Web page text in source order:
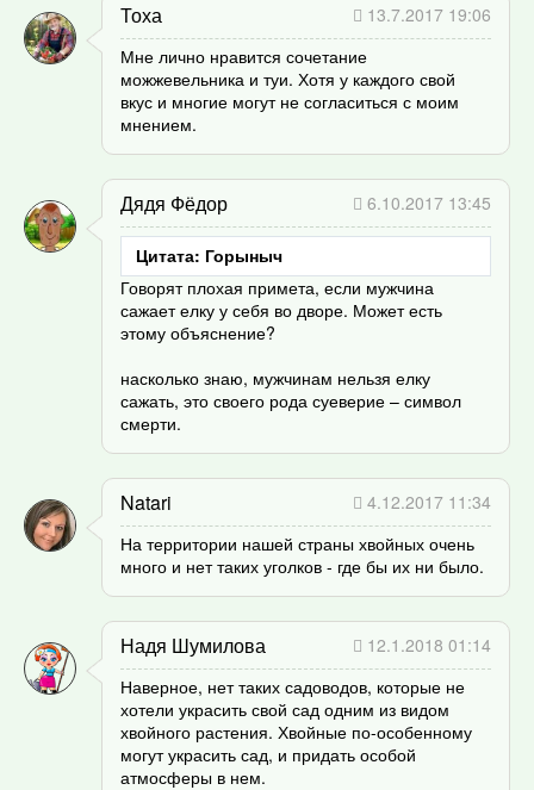
Тоха
13.7.2017 19:06
Мне лично нравится сочетание
можжевельника и туи. Хотя у каждого свой
вкус и многие могут не согласиться с моим
мнением.
Дядя Фёдор 6.10.2017 13:45
Цитата: Горыныч
Говорят плохая примета, если мужчина
сажает елку у себя во дворе. Может есть
этому объяснение?
насколько знаю, мужчинам нельзя елку
сажать, это своего рода суеверие – символ
смерти.
Natari
4.12.2017 11:34
На территории нашей страны хвойных очень
много и нет таких уголков - где бы их ни было.
Надя Шумилова
12.1.2018 01:14
Наверное, нет таких садоводов, которые не
хотели украсить свой сад одним из видом
хвойного растения. Хвойные по-особенному
могут украсить сад, и придать особой
атмосферы в нем.